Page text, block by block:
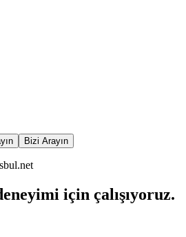
Bizi Arayın
için çalışıyoruz.